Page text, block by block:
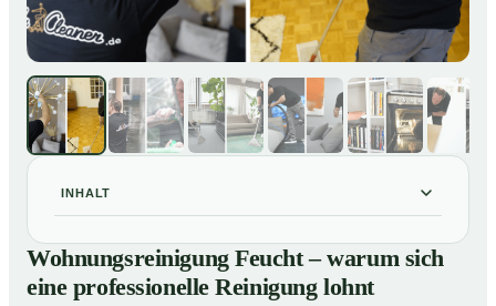
INHALT
01 Wohnungsreinigung Feucht – warum sich eine
professionelle Reinigung lohnt
Wohnungsreinigung Feucht – warum sich
eine professionelle Reinigung lohnt